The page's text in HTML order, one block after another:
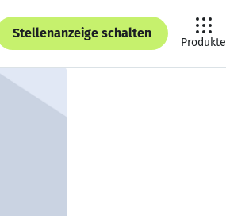
Stellenanzeige schalten
Produkte